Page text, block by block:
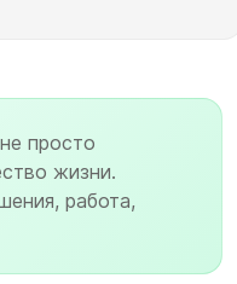
просто
жизни.
работа,